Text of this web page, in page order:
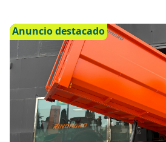
Anuncio destacado